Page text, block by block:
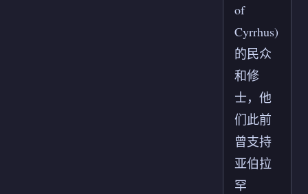
of
Cyrrhus)
的民众
和修
士，他
们此前
曾支持
亚伯拉
罕